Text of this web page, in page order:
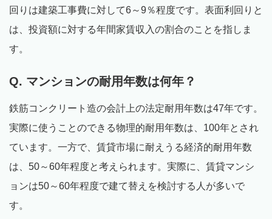
回りは建築工事費に対して6～9％程度です。表面利回りと
は、投資額に対する年間家賃収入の割合のことを指しま
す。
Q. マンションの耐用年数は何年？
鉄筋コンクリート造の会計上の法定耐用年数は47年です。
実際に使うことのできる物理的耐用年数は、100年とされ
ています。一方で、賃貸市場に耐えうる経済的耐用年数
は、50～60年程度と考えられます。実際に、賃貸マンシ
ョンは50～60年程度で建て替えを検討する人が多いで
す。